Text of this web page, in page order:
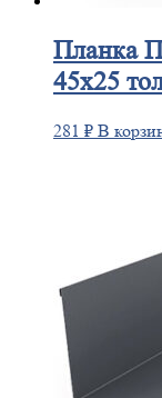
Планка
45х25
281 ₽ В